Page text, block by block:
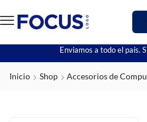
Enviamos a todo el país.
Inicio Shop Accesorios de